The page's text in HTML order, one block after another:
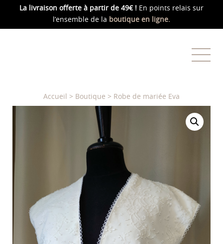
La livraison offerte à partir de 49€ ! En points relais sur
l’ensemble de la boutique en ligne.
Accueil > Boutique > Robe de mariée Eva